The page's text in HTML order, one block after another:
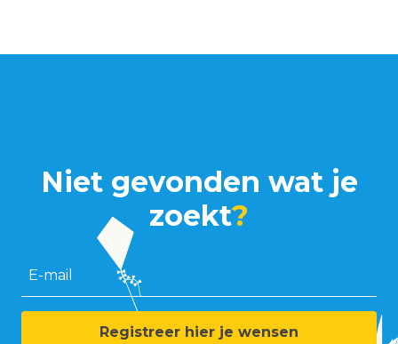
Niet gevonden wat je
zoekt?
E-mail
Registreer hier je wensen